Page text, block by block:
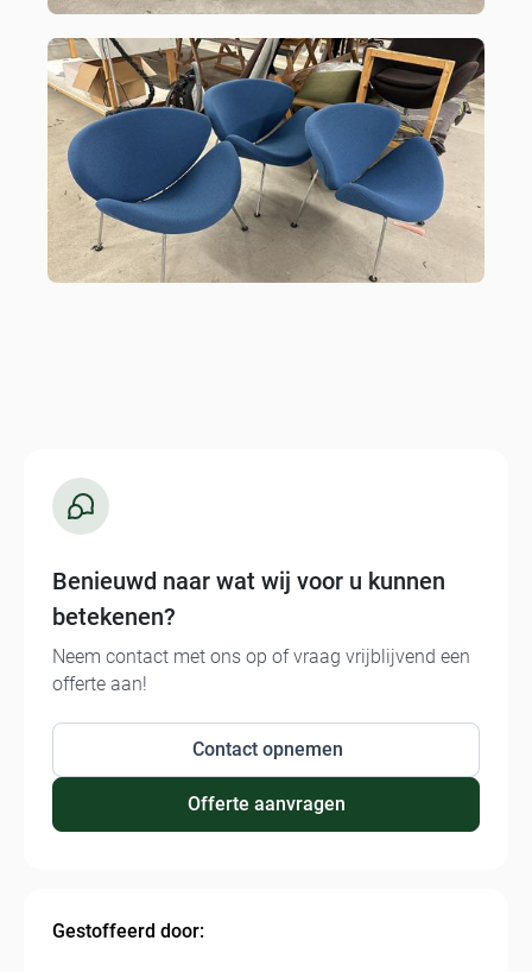
Benieuwd naar wat wij voor u kunnen
betekenen?
Neem contact met ons op of vraag vrijblijvend een
offerte aan!
Contact opnemen
Offerte aanvragen
Gestoffeerd door: